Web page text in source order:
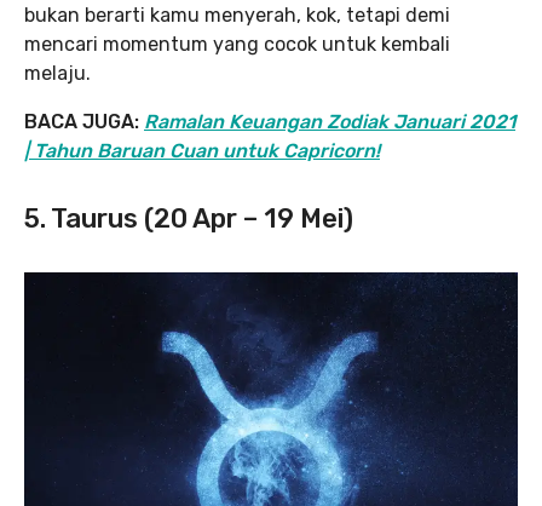
bukan berarti kamu menyerah, kok, tetapi demi
mencari momentum yang cocok untuk kembali
melaju.
BACA JUGA: Ramalan Keuangan Zodiak Januari 2021
| Tahun Baruan Cuan untuk Capricorn!
5. Taurus (20 Apr – 19 Mei)